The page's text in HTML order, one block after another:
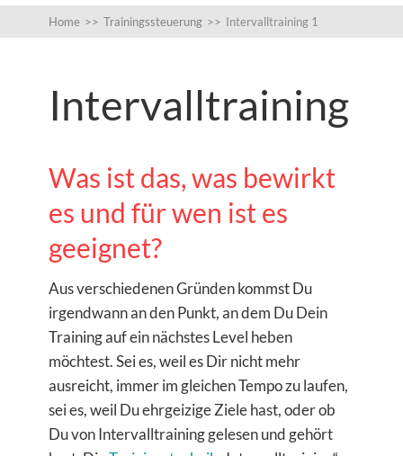
Home >> Trainingssteuerung >> Intervalltraining 1
Intervalltraining
Was ist das, was bewirkt
es und für wen ist es
geeignet?
Aus verschiedenen Gründen kommst Du
irgendwann an den Punkt, an dem Du Dein
Training auf ein nächstes Level heben
möchtest. Sei es, weil es Dir nicht mehr
ausreicht, immer im gleichen Tempo zu laufen,
sei es, weil Du ehrgeizige Ziele hast, oder ob
Du von Intervalltraining gelesen und gehört